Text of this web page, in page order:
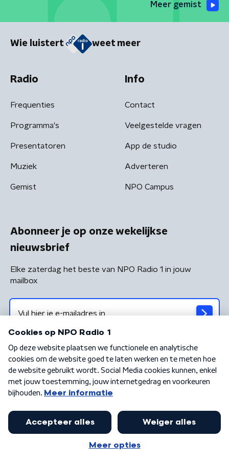
Meer gemist
Wie luistert weet meer
Radio
Frequenties
Programma's
Presentatoren
Muziek
Gemist
Info
Contact
Veelgestelde vragen
App de studio
Adverteren
NPO Campus
Abonneer je op onze wekelijkse
nieuwsbrief
Elke zaterdag het beste van NPO Radio 1 in jouw
mailbox
Algemene voorwaarden